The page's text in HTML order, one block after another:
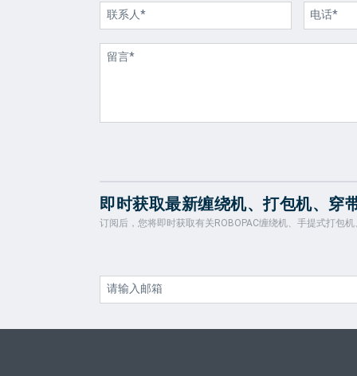
即时获取最新缠绕机、打包机、穿
订阅后，您将即时获取有关ROBOPAC缠绕机、手提式打包